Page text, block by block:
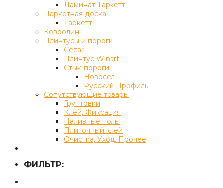
Ламинат Таркетт
Паркетная доска
Таркетт
Ковролин
Плинтусы и пороги
Cezar
Плинтус Winart
Стык-пороги
Новосел
Русский Профиль
Сопутствующие товары
Грунтовки
Клей, Фиксация
Наливные полы
Плиточный клей
Очистка, Уход, Прочее
ФИЛЬТР: